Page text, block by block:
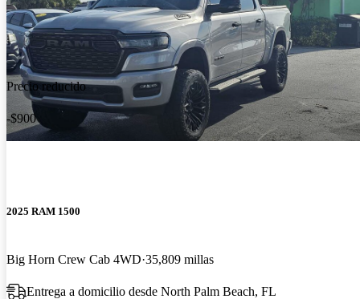
Precio reducido
-$900
2025 RAM 1500
Big Horn Crew Cab 4WD 35,809 millas
Entrega a domicilio desde North Palm Beach, FL